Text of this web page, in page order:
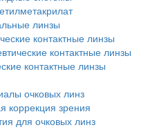
линзы
контактные линзы
контактные линзы
контактные линзы
очковых линз
коррекция зрения
для очковых линз